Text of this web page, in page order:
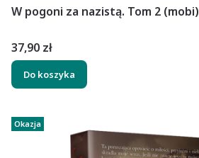
W pogoni za nazistą. Tom 2 (mobi)
Cena
37,90 zł
Do koszyka
Okazja